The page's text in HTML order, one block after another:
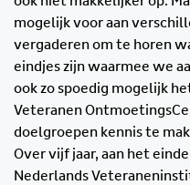
mogelijk voor aan
vergaderen om te horen
eindjes zijn waarmee we
ook zo spoedig mogelijk
Veteranen
doelgroepen kennis te
Over vijf jaar, aan het
Nederlands